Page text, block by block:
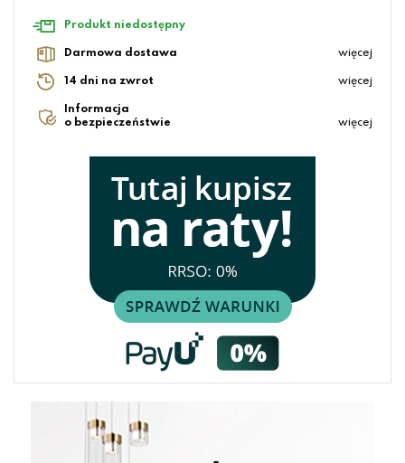
Produkt niedostępny
Darmowa dostawa więcej
14 dni na zwrot więcej
Informacja
o bezpieczeństwie
więcej